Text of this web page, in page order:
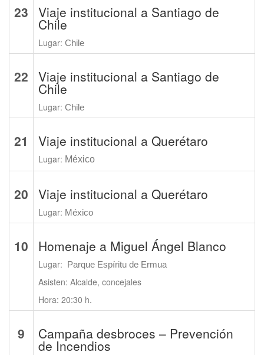
23 Viaje institucional a Santiago de
Chile
Lugar: Chile
22 Viaje institucional a Santiago de
Chile
Lugar: Chile
21 Viaje institucional a Querétaro
Lugar: México
20 Viaje institucional a Querétaro
Lugar: México
10 Homenaje a Miguel Ángel Blanco
Lugar: Parque Espíritu de Ermua
Asisten: Alcalde, concejales
Hora: 20:30 h.
9 Campaña desbroces – Prevención
de Incendios